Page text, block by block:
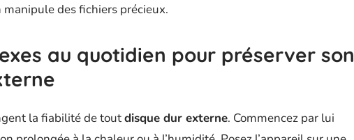
des fichiers précieux.
au quotidien pour préserver son
la fiabilité de toutdisque dur externe. Commencez par lui